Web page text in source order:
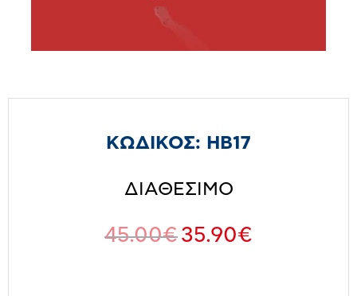
ΚΩΔΙΚΟΣ: HB17
ΔΙΑΘΕΣΙΜΟ
45.00€35.90€